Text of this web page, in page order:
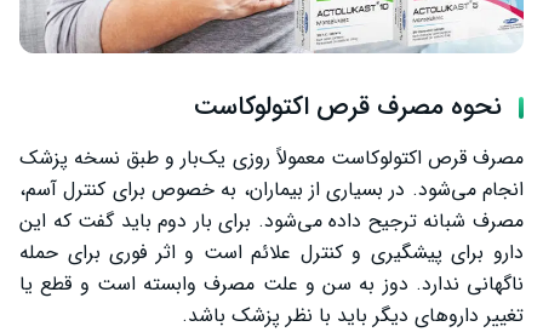
نحوه مصرف قرص اکتولوکاست
مصرف قرص اکتولوکاست معمولاً روزی یک‌بار و طبق نسخه پزشک
انجام می‌شود. در بسیاری از بیماران، به خصوص برای کنترل آسم،
مصرف شبانه ترجیح داده می‌شود. برای بار دوم باید گفت که این
دارو برای پیشگیری و کنترل علائم است و اثر فوری برای حمله
ناگهانی ندارد. دوز به سن و علت مصرف وابسته است و قطع یا
تغییر داروهای دیگر باید با نظر پزشک باشد.